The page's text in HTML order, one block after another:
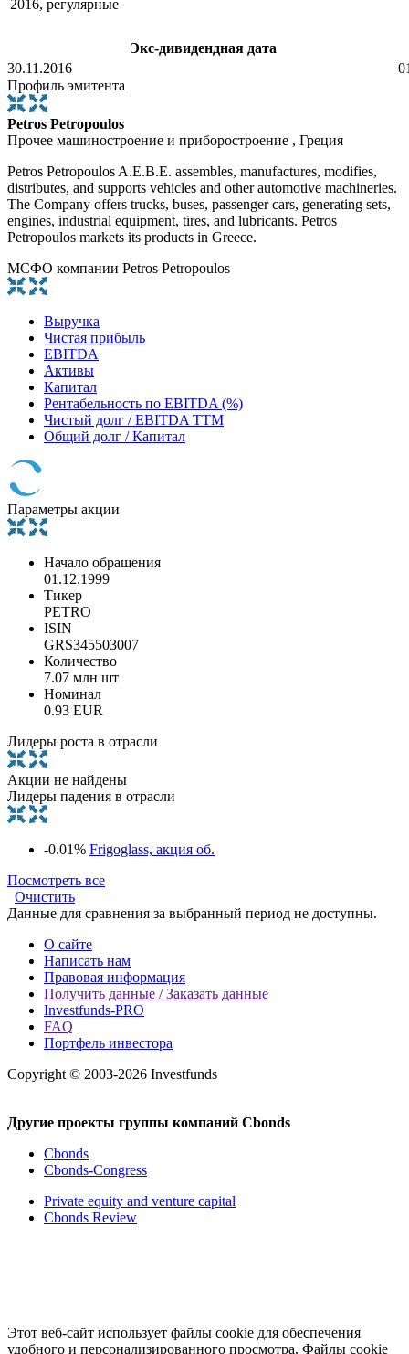
2016, регулярные
Экс-дивидендная дата
30.11.2016
Профиль эмитента
Petros Petropoulos
Прочее машиностроение и приборостроение , Греция
Petros Petropoulos A.E.B.E. assembles, manufactures, modifies,
distributes, and supports vehicles and other automotive machineries.
The Company offers trucks, buses, passenger cars, generating sets,
engines, industrial equipment, tires, and lubricants. Petros
Petropoulos markets its products in Greece.
МСФО компании Petros Petropoulos
Выручка
Чистая прибыль
EBITDA
Активы
Капитал
Рентабельность по EBITDA (%)
Чистый долг / EBITDA TTM
Общий долг / Капитал
Параметры акции
Начало обращения
01.12.1999
Тикер
PETRO
ISIN
GRS345503007
Количество
7.07 млн шт
Номинал
0.93 EUR
Лидеры роста в отрасли
Акции не найдены
Лидеры падения в отрасли
-0.01% Frigoglass, акция об.
Посмотреть все
Очистить
Данные для сравнения за выбранный период не доступны.
О сайте
Написать нам
Правовая информация
Получить данные / Заказать данные
Investfunds-PRO
FAQ
Портфель инвестора
Copyright © 2003-2026 Investfunds
Другие проекты группы компаний Cbonds
Cbonds
Cbonds-Congress
Private equity and venture capital
Cbonds Review
Этот веб-сайт использует файлы cookie для обеспечения
удобного и персонализированного просмотра. Файлы cookie